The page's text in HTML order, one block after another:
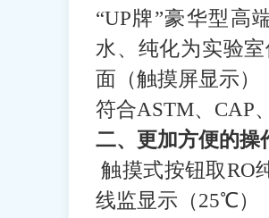
“UP牌”豪华型高
水、纯化为实验
面（触摸屏显示）
符合ASTM、CAP
二、更加方便的操
触摸式按钮取RO
线监显示（25℃）